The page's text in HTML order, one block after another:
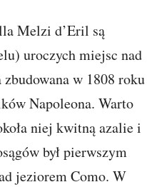
Melzi d’Eril są
uroczych miejsc nad
w 1808 roku
Napoleona. Warto
niej kwitną azalie i
był pierwszym
jeziorem Como. W